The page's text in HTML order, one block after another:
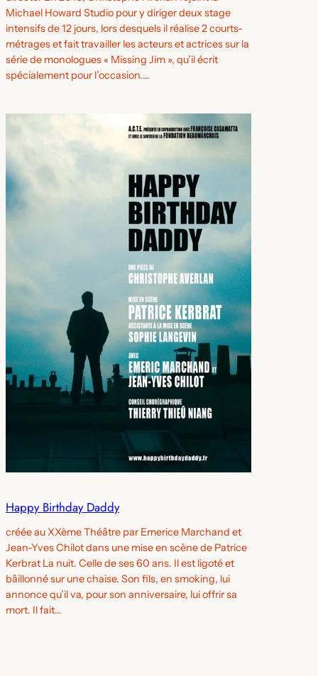
Michael Howard Studio pour y diriger deux stage
intensifs de 12 jours, lors desquels il réalise 2 courts-
métrages et fait travailler les acteurs et actrices sur la
série de monologues « Missing Jim », qu’il écrit
spécialement pour l’occasion.…
Happy Birthday Daddy
créée au XXème Théâtre par Emerice Marchand et
Jean-Yves Chilot dans une mise en scène de Patrice
Kerbrat La nuit. Celle de ses 60 ans. Il est ligoté et
bâillonné sur une chaise. Son fils, en smoking, lui
annonce qu’il va, pour son anniversaire, lui offrir sa
mort. Il fait…